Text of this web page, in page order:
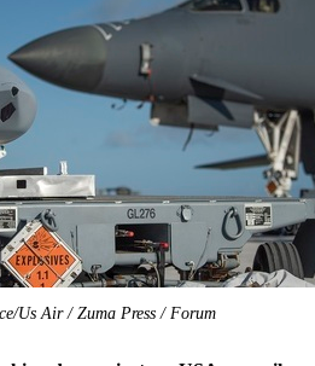
Us Air / Zuma Press / Forum